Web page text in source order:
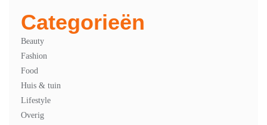
Categorieën
Beauty
Fashion
Food
Huis & tuin
Lifestyle
Overig